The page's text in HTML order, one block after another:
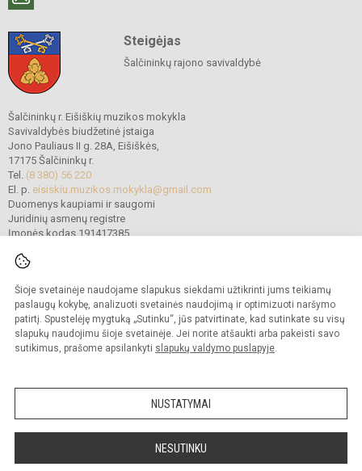
Šioje svetainėje naudojame slapukus siekdami užtikrinti jums teikiamų
paslaugų kokybę, analizuoti svetainės naudojimą ir optimizuoti naršymo
patirtį. Spustelėję mygtuką „Sutinku“, jūs patvirtinate, kad sutinkate su visų
slapukų naudojimu šioje svetainėje. Jei norite atšaukti arba pakeisti savo
sutikimus, prašome apsilankyti slapukų valdymo puslapyje.
NUSTATYMAI
NESUTINKU
Steigėjas
Šalčininkų rajono savivaldybė
Šalčininkų r. Eišiškių muzikos mokykla
Savivaldybės biudžetinė įstaiga
Jono Pauliaus II g. 28A, Eišiškės,
17175 Šalčininkų r.
Tel. (8 380) 56 220
El. p. eisiskiu.muzikos.mokykla@gmail.com
Duomenys kaupiami ir saugomi
Juridinių asmenų registre
Įmonės kodas 191417385
© 2022. Šalčininkų r. Eišiškių muzikos mokykla. Visos teisės saugomos.
Kopijuoti turinį be raštiško mokyklos vadovybės sutikimo griežtai draudžiama.
Prieinamumo paraiška Slapukų politika
Sumanus būdas atnaujinti